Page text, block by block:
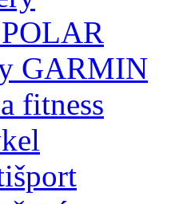
GARMIN
fitness